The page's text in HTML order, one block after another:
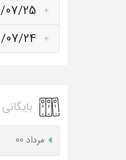
07/25
07/24
بایگانی
مرداد 00